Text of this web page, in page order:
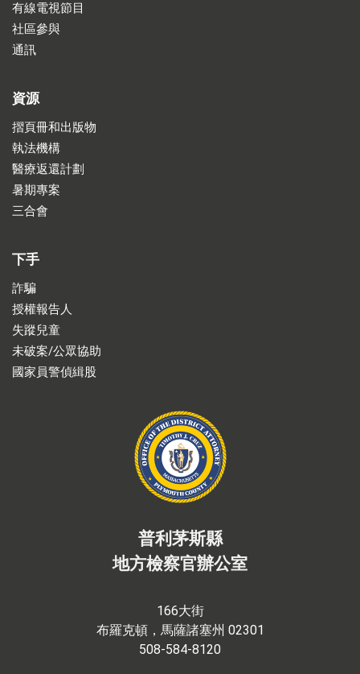
有線電視節目
社區參與
通訊
資源
摺頁冊和出版物
執法機構
醫療返還計劃
暑期專案
三合會
下手
詐騙
授權報告人
失蹤兒童
未破案/公眾協助
國家員警偵緝股
普利茅斯縣
地方檢察官辦公室
166大街
布羅克頓，馬薩諸塞州 02301
508-584-8120